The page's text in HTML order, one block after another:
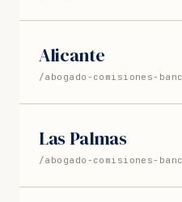
Alicante
/abogado-comisiones-
Las Palmas
/abogado-comisiones-